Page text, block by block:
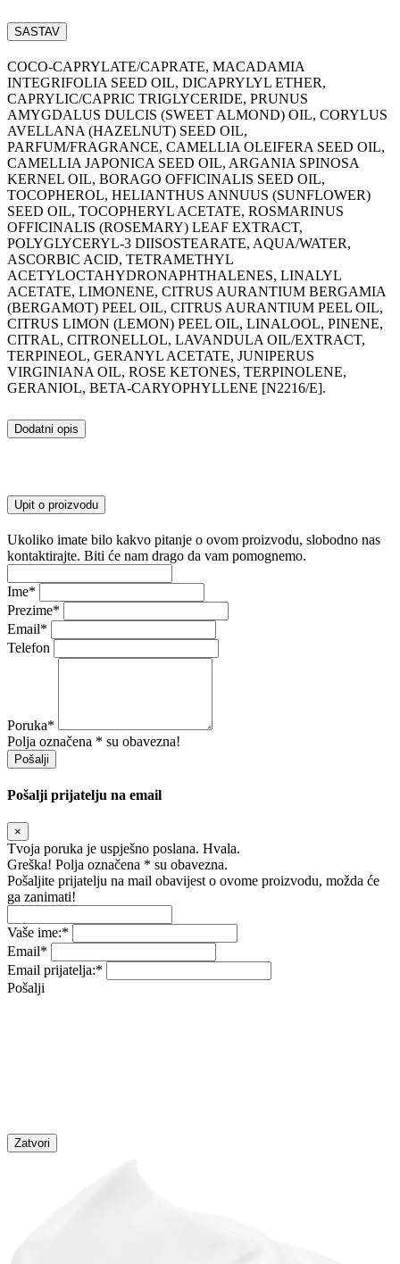
SASTAV
COCO-CAPRYLATE/CAPRATE, MACADAMIA
INTEGRIFOLIA SEED OIL, DICAPRYLYL ETHER,
CAPRYLIC/CAPRIC TRIGLYCERIDE, PRUNUS
AMYGDALUS DULCIS (SWEET ALMOND) OIL, CORYLUS
AVELLANA (HAZELNUT) SEED OIL,
PARFUM/FRAGRANCE, CAMELLIA OLEIFERA SEED OIL,
CAMELLIA JAPONICA SEED OIL, ARGANIA SPINOSA
KERNEL OIL, BORAGO OFFICINALIS SEED OIL,
TOCOPHEROL, HELIANTHUS ANNUUS (SUNFLOWER)
SEED OIL, TOCOPHERYL ACETATE, ROSMARINUS
OFFICINALIS (ROSEMARY) LEAF EXTRACT,
POLYGLYCERYL-3 DIISOSTEARATE, AQUA/WATER,
ASCORBIC ACID, TETRAMETHYL
ACETYLOCTAHYDRONAPHTHALENES, LINALYL
ACETATE, LIMONENE, CITRUS AURANTIUM BERGAMIA
(BERGAMOT) PEEL OIL, CITRUS AURANTIUM PEEL OIL,
CITRUS LIMON (LEMON) PEEL OIL, LINALOOL, PINENE,
CITRAL, CITRONELLOL, LAVANDULA OIL/EXTRACT,
TERPINEOL, GERANYL ACETATE, JUNIPERUS
VIRGINIANA OIL, ROSE KETONES, TERPINOLENE,
GERANIOL, BETA-CARYOPHYLLENE [N2216/E].
Dodatni opis
Upit o proizvodu
Ukoliko imate bilo kakvo pitanje o ovom proizvodu, slobodno nas
kontaktirajte. Biti će nam drago da vam pomognemo.
Ime*
Prezime*
Email*
Telefon
Poruka*
Polja označena * su obavezna!
Pošalji
Pošalji prijatelju na email
×
Tvoja poruka je uspješno poslana. Hvala.
Greška! Polja označena * su obavezna.
Pošaljite prijatelju na mail obavijest o ovome proizvodu, možda će
ga zanimati!
Vaše ime:*
Email*
Email prijatelja:*
Pošalji
Zatvori